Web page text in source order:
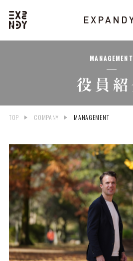
MANAGEMENT
TOP COMPANY MANAGEMENT